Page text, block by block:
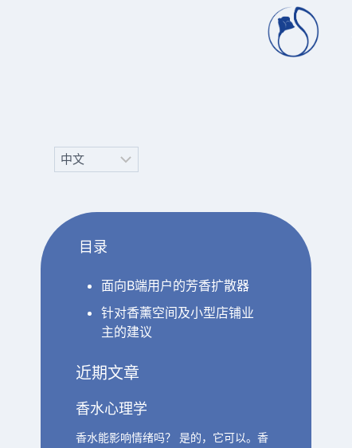
Choose
a
目录
面向B端用户的芳香扩散器
针对香薰空间及小型店铺业
主的建议
近期文章
香水心理学
香水能影响情绪吗？ 是的，它可以。香